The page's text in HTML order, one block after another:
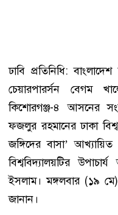
ঢাবি প্রতিনিধি:
চেয়ারপারর্সন বেগম
কিশোরগঞ্জ-৪ আসনের
ফজলুর রহমানের ঢাকা
জঙ্গিদের বাসা’
বিশ্ববিদ্যালয়টির
ইসলাম। মঙ্গলবার (১৯
জানান।